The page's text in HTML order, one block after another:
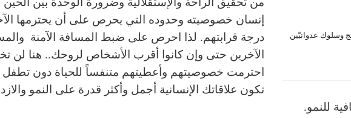
وسلوك عدوانيّين
إنسان خصوصيته وحدوده التي يحرص على أن يحترمها
درجة قرابتهم. لذا احرص على ضبط المسافة الآمنة
الآخرين حتى وإن كانوا أقرب الأشخاص لروحك.. هنا لن
احترمت خصوصيتهم وأعطيتهم متنفساً للحياة دون تطفل
تكون علاقاتك الإنسانية أجمل وأكثر قدرة على النمو
للنمو.